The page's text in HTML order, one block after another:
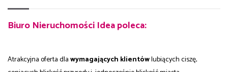
Biuro Nieruchomości Idea poleca:
Atrakcyjna oferta dlawymagających klientówlubiących ciszę,